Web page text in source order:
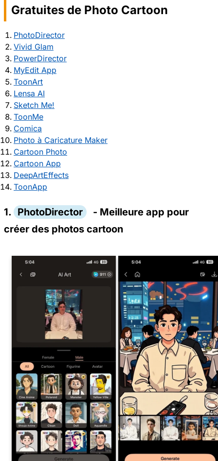
Gratuites de Photo Cartoon
PhotoDirector
Vivid Glam
PowerDirector
MyEdit App
ToonArt
Lensa AI
Sketch Me!
ToonMe
Comica
Photo à Caricature Maker
Cartoon Photo
Cartoon App
DeepArtEffects
ToonApp
1. PhotoDirector
- Meilleure app pour
créer des photos cartoon